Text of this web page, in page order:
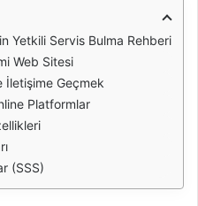
Yetkili Servis Bulma Rehberi
Web Sitesi
İletişime Geçmek
Platformlar
(SSS)